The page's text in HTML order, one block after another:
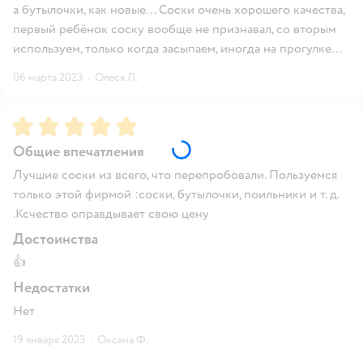
а бутылочки, как новые... Соски очень хорошего качества,
первый ребёнок соску вообще не признавал, со вторым
используем, только когда засыпаем, иногда на прогулке...
06 марта 2023 · Олеся Л.
Рейтинг:5
Общие впечатления
Лучшие соски из всего, что перепробовали. Пользуемся
только этой фирмой :соски, бутылочки, поильники и т. д.
.Ксчество оправдывает свою цену
Достоинства
👍
Недостатки
Нет
19 января 2023 · Оксана Ф.